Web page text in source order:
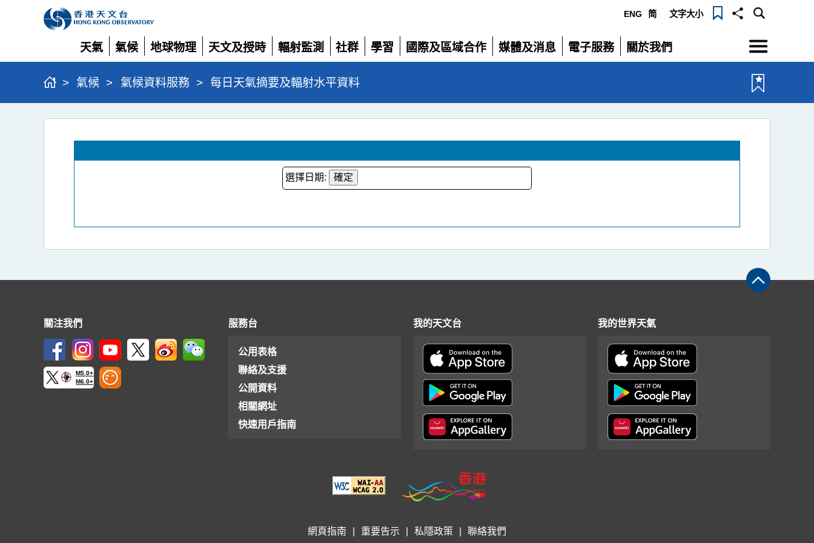
ENG 简 文字大小
天氣
展
開
氣候
展
開
地球物理
展
開
天文及授時
展
開
輻射監測
展
開
社群
展
開
學習
展
國際及區域合作
展
媒體及消息
展
電子服務
展
關於我們
展
選
單
> 氣候 > 氣候資料服務 > 每日天氣摘要及輻射水平資料
每
射
平
資
料
選擇日期:
關注我們
M5.0+
M6.0+
服務台
公用表格
聯絡及支援
公開資料
相關網址
快速用戶指南
我的天文台 我的世界天氣
網頁指南 重要告示 私隱政策 聯絡我們